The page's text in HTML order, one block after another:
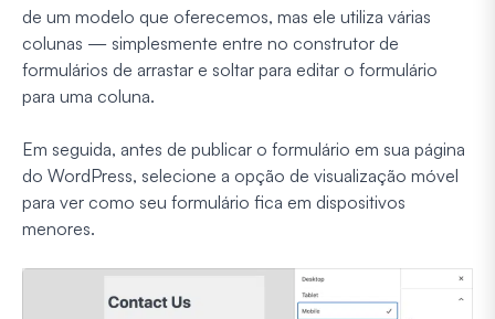
de um modelo que oferecemos, mas ele utiliza várias
colunas — simplesmente entre no construtor de
formulários de arrastar e soltar para editar o formulário
para uma coluna.
Em seguida, antes de publicar o formulário em sua página
do WordPress, selecione a opção de visualização móvel
para ver como seu formulário fica em dispositivos
menores.